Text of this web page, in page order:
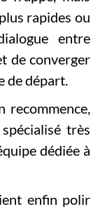
rapides ou
entre
de converger
de départ.
recommence,
très
dédiée à
enfin polir